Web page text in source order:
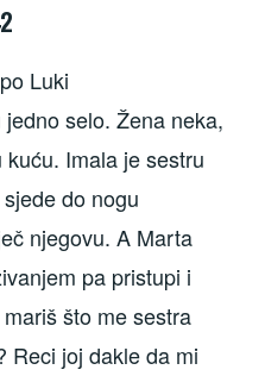
Luki
selo. Žena neka,
Imala je sestru
do nogu
njegovu. A Marta
pa pristupi i
što me sestra
Reci joj dakle da mi